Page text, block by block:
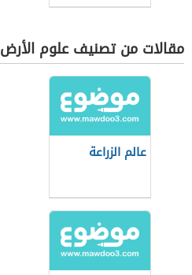
مصر
مقالات من تصنيف علوم الأرض
عالم الزراعة